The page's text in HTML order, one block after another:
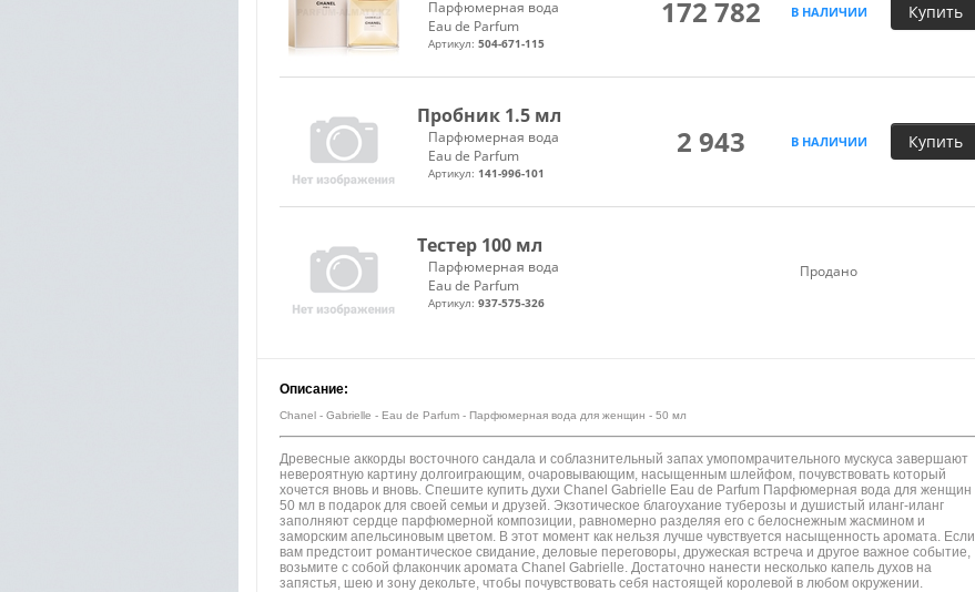
Парфюмерная вода
Eau de Parfum
Артикул: 504-671-115
172 782 В НАЛИЧИИ Купить
Пробник 1.5 мл
Парфюмерная вода
Eau de Parfum
Артикул: 141-996-101
2 943 В НАЛИЧИИ Купить
Тестер 100 мл
Парфюмерная вода
Eau de Parfum
Артикул: 937-575-326
Продано
Описание:
Chanel - Gabrielle - Eau de Parfum - Парфюмерная вода для женщин - 50 мл
Древесные аккорды восточного сандала и соблазнительный запах умопомрачительного мускуса завершают
невероятную картину долгоиграющим, очаровывающим, насыщенным шлейфом, почувствовать который
хочется вновь и вновь. Спешите купить духи Chanel Gabrielle Eau de Parfum Парфюмерная вода для женщин
50 мл в подарок для своей семьи и друзей. Экзотическое благоухание туберозы и душистый иланг-иланг
заполняют сердце парфюмерной композиции, равномерно разделяя его с белоснежным жасмином и
заморским апельсиновым цветом. В этот момент как нельзя лучше чувствуется насыщенность аромата. Если
вам предстоит романтическое свидание, деловые переговоры, дружеская встреча и другое важное событие,
возьмите с собой флакончик аромата Chanel Gabrielle. Достаточно нанести несколько капель духов на
запястья, шею и зону декольте, чтобы почувствовать себя настоящей королевой в любом окружении.